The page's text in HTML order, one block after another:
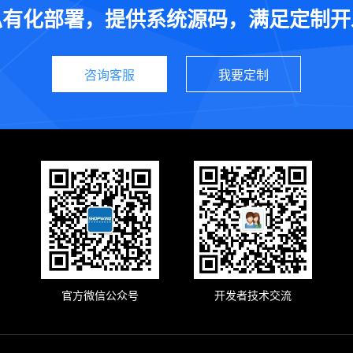
化部署，提供系统源码，满足定制
咨询客服 我要定制
官方微信公众号 开发者技术交流